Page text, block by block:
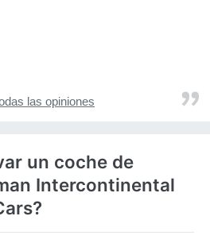
las opiniones
un coche de
Intercontinental